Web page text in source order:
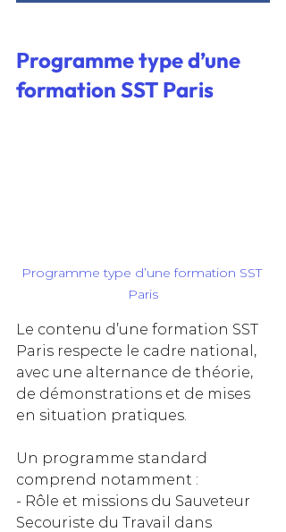
Programme type d’une
formation SST Paris
Programme type d’une formation SST
Paris
Le contenu d’une formation SST
Paris respecte le cadre national,
avec une alternance de théorie,
de démonstrations et de mises
en situation pratiques.
Un programme standard
comprend notamment :
- Rôle et missions du Sauveteur
Secouriste du Travail dans